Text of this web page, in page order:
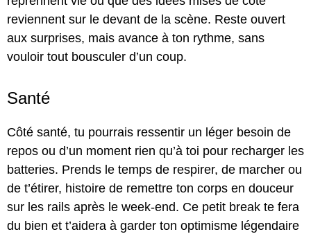
reviennent sur le devant de la scène. Reste ouvert
aux surprises, mais avance à ton rythme, sans
vouloir tout bousculer d’un coup.
Santé
Côté santé, tu pourrais ressentir un léger besoin de
repos ou d’un moment rien qu’à toi pour recharger les
batteries. Prends le temps de respirer, de marcher ou
de t’étirer, histoire de remettre ton corps en douceur
sur les rails après le week-end. Ce petit break te fera
du bien et t’aidera à garder ton optimisme légendaire